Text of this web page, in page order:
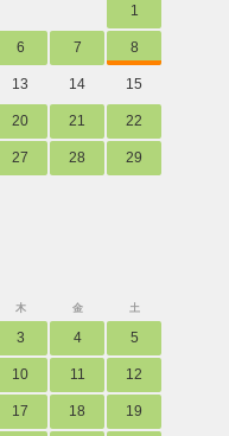
1
6 7 8
13 14 15
20 21 22
27 28 29
木 金 土
3 4 5
10 11 12
17 18 19